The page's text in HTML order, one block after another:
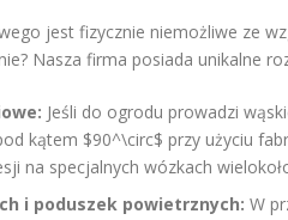
jest fizycznie niemożliwe ze
Nasza firma posiada unikalne
Jeśli do ogrodu prowadzi
kątem $90^\circ$ przy użyciu
na specjalnych wózkach
i poduszek powietrznych: W